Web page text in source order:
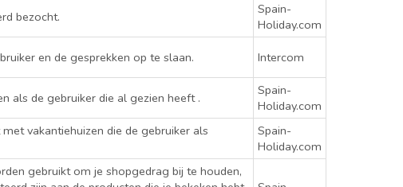
bezocht.
Spain-
Holiday.com
en de gesprekken op te slaan. Intercom
als de gebruiker die al gezien heeft .
Spain-
Holiday.com
vakantiehuizen die de gebruiker als
Spain-
Holiday.com
gebruikt om je shopgedrag bij te houden,